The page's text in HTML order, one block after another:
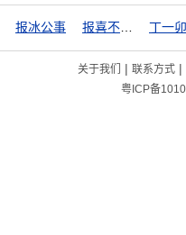
报冰公事 丁一
关于我们 | 联系方式|
粤ICP备